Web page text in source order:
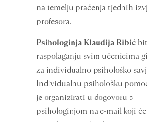
na temelju praćenja tjednih
profesora.
Psihologinja Klaudija Ribić
raspolaganju svim učenicima
za individualno psihološko
Individualnu psihološku
je organizirati u dogovoru s
psihologinjom na e-mail koji će